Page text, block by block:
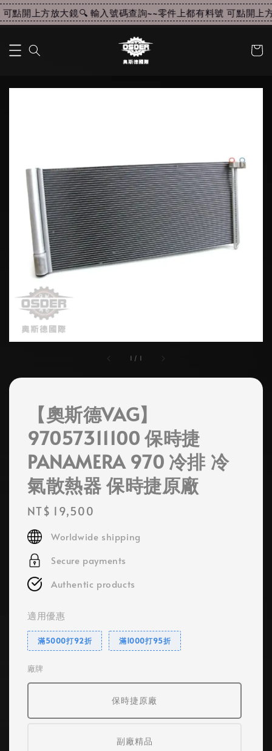
點開上方放大鏡🔍 輸入號碼查詢~~零件上都有料號 可點開上
1 / 1
【奧斯德VAG】
97057311100 保時捷
PANAMERA 970 冷排 冷
氣散熱器 保時捷原廠
Regular
price
NT$ 19,500
Worldwide shipping
Secure payments
Authentic products
適用優惠
滿5000打92折 滿1000打95折
廠牌
保時捷原廠
副廠精品